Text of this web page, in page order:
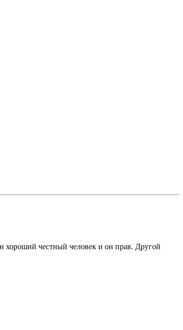
хороший честный человек и он прав. Другой